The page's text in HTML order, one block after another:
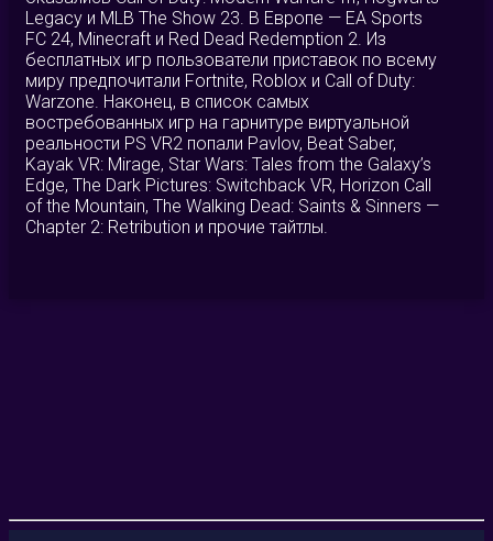
Legacy и MLB The Show 23. В Европе — EA Sports
FC 24, Minecraft и Red Dead Redemption 2. Из
бесплатных игр пользователи приставок по всему
миру предпочитали Fortnite, Roblox и Call of Duty:
Warzone. Наконец, в список самых
востребованных игр на гарнитуре виртуальной
реальности PS VR2 попали Pavlov, Beat Saber,
Kayak VR: Mirage, Star Wars: Tales from the Galaxy’s
Edge, The Dark Pictures: Switchback VR, Horizon Call
of the Mountain, The Walking Dead: Saints & Sinners —
Chapter 2: Retribution и прочие тайтлы.